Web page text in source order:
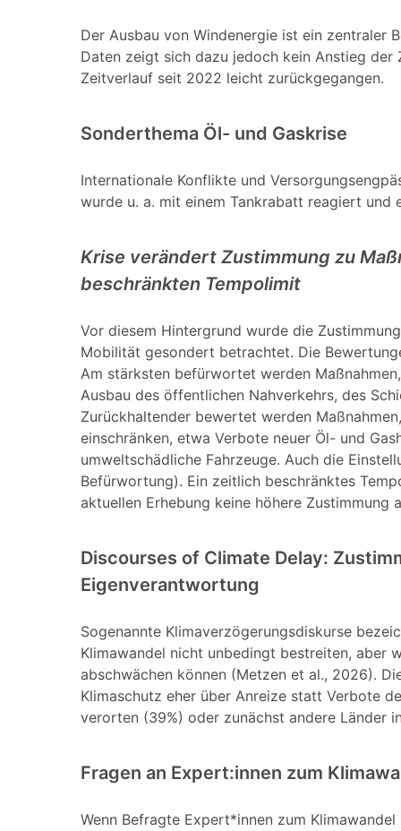
Der Ausbau von Windenergie ist ein zentraler
Daten zeigt sich dazu jedoch kein Anstieg der
Zeitverlauf seit 2022 leicht zurückgegangen.
Sonderthema Öl- und Gaskrise
Internationale Konflikte und
wurde u. a. mit einem Tankrabatt reagiert und
Krise verändert Zustimmung zu
beschränkten Tempolimit
Vor diesem Hintergrund wurde die
Mobilität gesondert betrachtet. Die
Am stärksten befürwortet werden
Ausbau des öffentlichen Nahverkehrs, des
Zurückhaltender bewertet werden
einschränken, etwa Verbote neuer Öl- und
umweltschädliche Fahrzeuge. Auch die
Befürwortung). Ein zeitlich beschränktes
aktuellen Erhebung keine höhere Zustimmung
Discourses of Climate Delay:
Eigenverantwortung
Sogenannte Klimaverzögerungsdiskurse
Klimawandel nicht unbedingt bestreiten, aber
abschwächen können (Metzen et al., 2026).
Klimaschutz eher über Anreize statt Verbote
verorten (39%) oder zunächst andere Länder
Fragen an Expert:innen zum
Wenn Befragte Expert*innen zum